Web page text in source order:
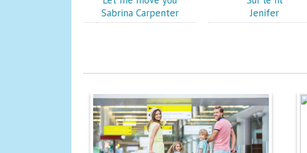
Sabrina Carpenter
Jenifer